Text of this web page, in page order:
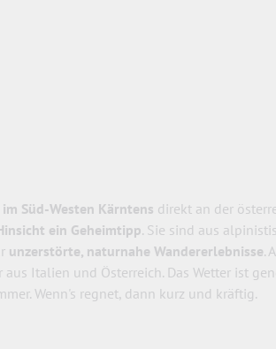
im Süd-Westen Kärntens direkt an der
ein Geheimtipp. Sie sind aus
unzerstörte, naturnahe Wandererlebnisse.
Italien und Österreich. Das Wetter ist
Wenn's regnet, dann kurz und kräftig.